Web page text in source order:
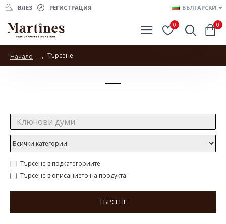
ВЛЕЗ РЕГИСТРАЦИЯ БЪЛГАРСКИ
0 0
Начало Търсене
Търсене в подкатегориите
Търсене в описанието на продукта
ТЪРСЕНЕ